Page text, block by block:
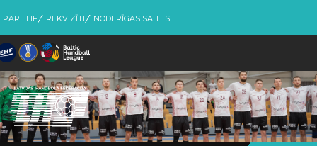
PAR LHF REKVIZĪTI NODERĪGAS SAITES